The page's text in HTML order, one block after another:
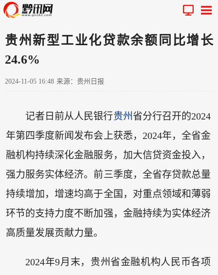
贵州新型工业化贷款余额同比增长
24.6%
2024-11-05 16:48 来源：贵州日报
记者日前从人民银行贵州 省分行召开的2024
年第四季度新闻发布会上获悉，2024年，全省金
融机构持续深化金融服务，加大信贷资金投入，
强力服务实体经济。前三季度，全省存贷款总量
持续增加，增速均高于全国，对重点领域和薄弱
环节的支持力度不断加强，金融持续为实体经济
高质量发展贡献力量。
2024年9月末，贵州省金融机构人民币各项